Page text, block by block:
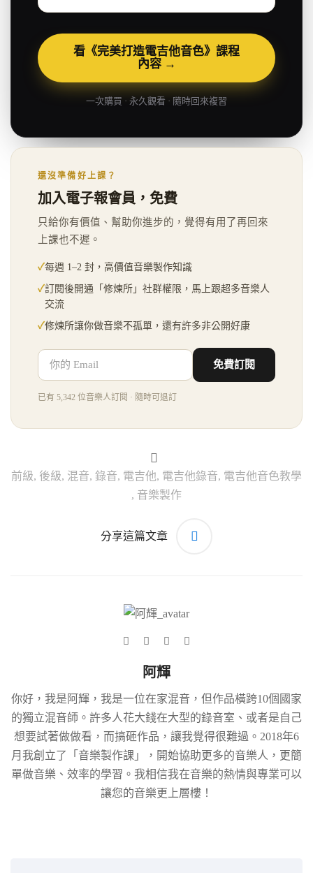
看《完美打造電吉他音色》課程
內容 →
一次購買 · 永久觀看 · 隨時回來複習
還沒準備好上課？
加入電子報會員，免費
只給你有價值、幫助你進步的，覺得有用了再回來
上課也不遲。
✓每週 1–2 封，高價值音樂製作知識
✓訂閱後開通「修煉所」社群權限，馬上跟超多音樂人
交流
✓修煉所讓你做音樂不孤單，還有許多非公開好康
免費訂閱
已有 5,342 位音樂人訂閱 · 隨時可退訂
前級, 後級, 混音, 錄音, 電吉他, 電吉他錄音, 電吉他音色教學
, 音樂製作
分享這篇文章
阿輝
你好，我是阿輝，我是一位在家混音，但作品橫跨10個國家
的獨立混音師。許多人花大錢在大型的錄音室、或者是自己
想要試著做做看，而搞砸作品，讓我覺得很難過。2018年6
月我創立了「音樂製作課」，開始協助更多的音樂人，更簡
單做音樂、效率的學習。我相信我在音樂的熱情與專業可以
讓您的音樂更上層樓！